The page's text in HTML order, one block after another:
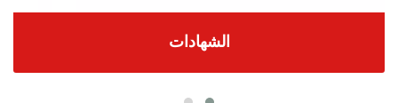
الشهادات